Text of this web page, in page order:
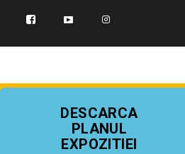
DESCARCA
PLANUL
EXPOZITIEI